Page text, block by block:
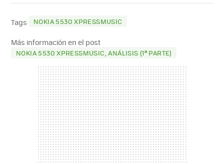
FACEBOOK
X
E-
MAIL
Tags NOKIA 5530 XPRESSMUSIC
Más información en el post
NOKIA 5530 XPRESSMUSIC, ANÁLISIS (1ª PARTE)